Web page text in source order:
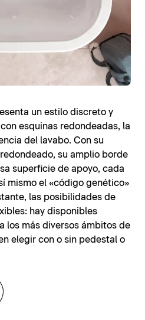
un estilo discreto y
esquinas redondeadas, la
del lavabo. Con su
su amplio borde
superficie de apoyo, cada
mismo el «código genético»
las posibilidades de
hay disponibles
los más diversos ámbitos de
elegir con o sin pedestal o